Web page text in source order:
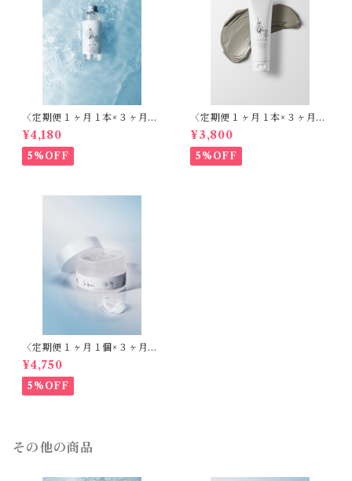
〈定期便１ヶ月１本×３ヶ月〉
天然シリカ化粧水 ラ・グレー
ス 再生 -（エビデンス取得
済）150ml
¥4,180
5%OFF
〈定期便１ヶ月１本×３ヶ月〉
クレイクレンジング - ラ・グ
レース 生肌 -（エビデンス取
得済）120ml
¥3,800
5%OFF
〈定期便１ヶ月１個×３ヶ月〉
モイストプロテクトジェル活
性〈我慢できない肌のかゆみ
はバリア機能低下による乾燥
が原因〉
¥4,750
5%OFF
その他の商品